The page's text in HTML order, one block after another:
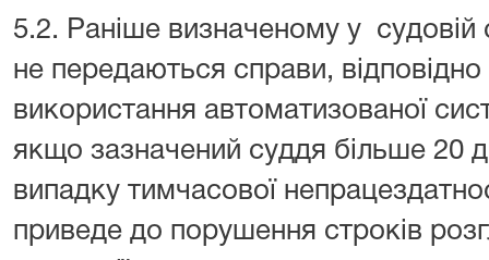
5.2. Раніше визначеному у судовій
не передаються справи,
використання автоматизованої
якщо зазначений суддя більше 20
випадку тимчасової
приведе до порушення строків